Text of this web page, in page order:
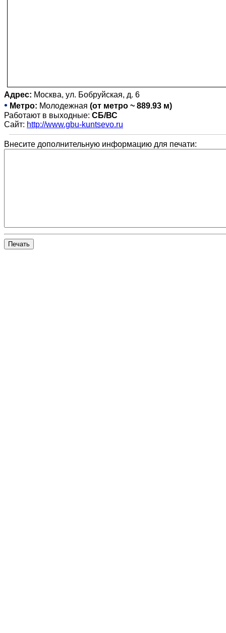
Адрес: Москва, ул. Бобруйская, д. 6
• Метро: Молодежная (от метро ~ 889.93 м)
Работают в выходные: СБ/ВС
Сайт: http://www.gbu-kuntsevo.ru
Внесите дополнительную информацию для печати: